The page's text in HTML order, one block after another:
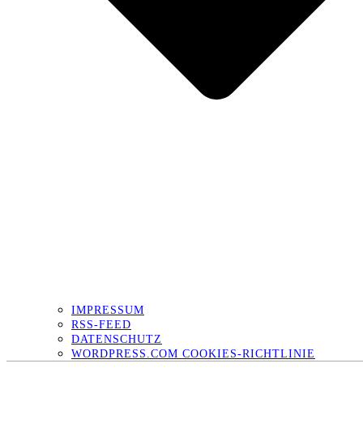
IMPRESSUM
RSS-FEED
DATENSCHUTZ
WORDPRESS.COM COOKIES-RICHTLINIE